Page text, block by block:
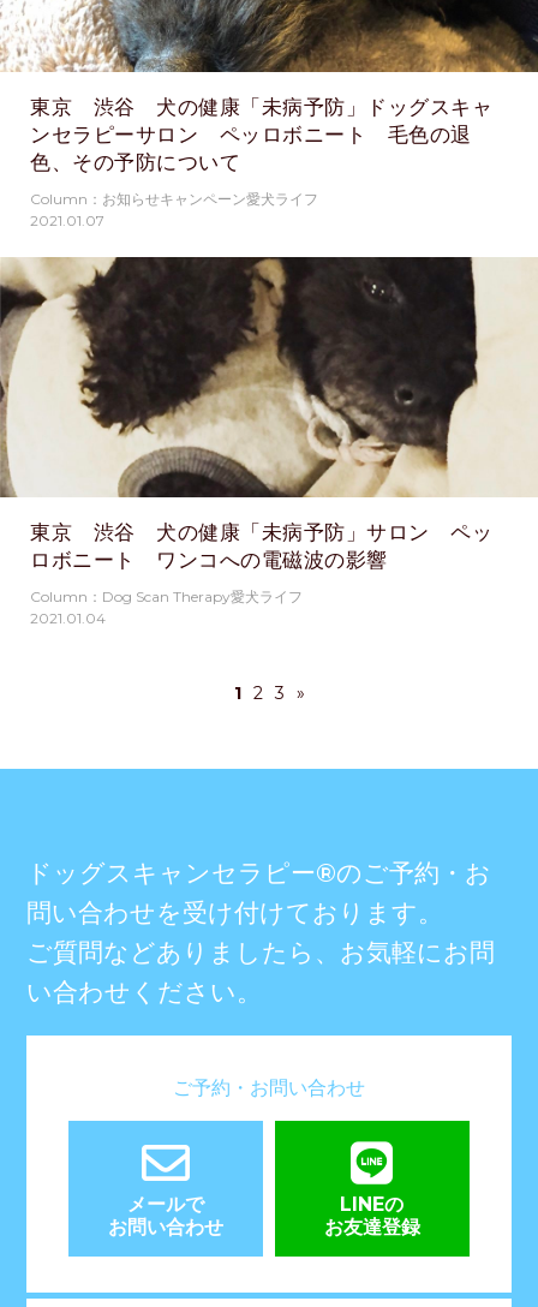
東京 渋谷 犬の健康「未病予防」ドッグスキャ
ンセラピーサロン ペッロボニート 毛色の退
色、その予防について
Column：お知らせキャンペーン愛犬ライフ
2021.01.07
東京 渋谷 犬の健康「未病予防」サロン ペッ
ロボニート ワンコへの電磁波の影響
Column：Dog Scan Therapy愛犬ライフ
2021.01.04
1 2 3 »
ドッグスキャンセラピー®のご予約・お
問い合わせを受け付けております。
ご質問などありましたら、お気軽にお問
い合わせください。
ご予約・お問い合わせ
メールで
お問い合わせ
LINEの
お友達登録